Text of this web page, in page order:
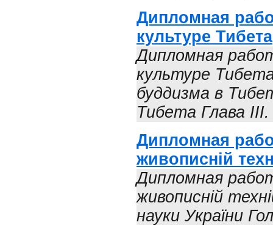
Дипломная
культуре Тибета
Дипломная
культуре
буддизма в
Тибета Глава
Дипломная
живописній
Дипломная
живописній
науки України